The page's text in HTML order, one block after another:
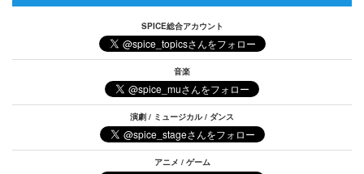
SPICE総合アカウント
音楽
演劇 / ミュージカル / ダンス
アニメ / ゲーム